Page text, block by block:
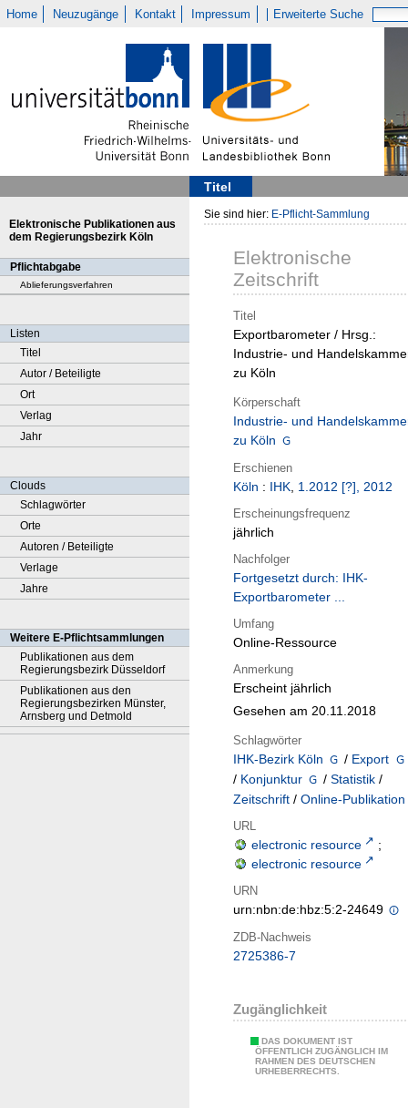
Home Neuzugänge Kontakt Impressum Erweiterte Suche
Titel
Elektronische Publikationen aus
dem Regierungsbezirk Köln
Pflichtabgabe
Ablieferungsverfahren
Listen
Titel
Autor / Beteiligte
Ort
Verlag
Jahr
Clouds
Schlagwörter
Orte
Autoren / Beteiligte
Verlage
Jahre
Weitere E-Pflichtsammlungen
Publikationen aus dem
Regierungsbezirk Düsseldorf
Publikationen aus den
Regierungsbezirken Münster,
Arnsberg und Detmold
Sie sind hier: E-Pflicht-Sammlung
Elektronische
Zeitschrift
Titel
Exportbarometer / Hrsg.:
Industrie- und
zu Köln
Körperschaft
Industrie- und
zu Köln
Erschienen
Köln : IHK, 1.2012 [?], 2012
Erscheinungsfrequenz
jährlich
Nachfolger
Fortgesetzt durch: IHK-
Exportbarometer ...
Umfang
Online-Ressource
Anmerkung
Erscheint jährlich
Gesehen am 20.11.2018
Schlagwörter
IHK-Bezirk Köln / Export
/ Konjunktur / Statistik /
Zeitschrift / Online-Publikation
URL
electronic resource
;
electronic resource
URN
urn:nbn:de:hbz:5:2-24649
ZDB-Nachweis
2725386-7
Zugänglichkeit
DAS DOKUMENT IST
ÖFFENTLICH ZUGÄNGLICH IM
RAHMEN DES DEUTSCHEN
URHEBERRECHTS.